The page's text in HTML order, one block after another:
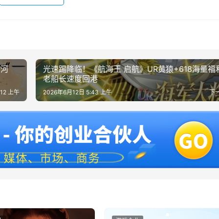
上午
光速踢降临！《航海王 启航》UR黄猿+618海量福
老船长速度回港
下
2026年6月12日 5:43 上午